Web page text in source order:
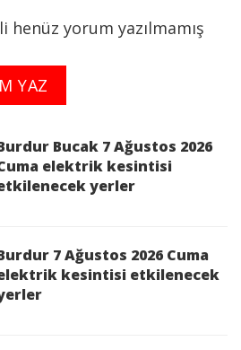
Sk. bölgelerinde
Çalışması Sebebi ile İş
de gözeterek elektrik
Çalışması
Perşembe elektrik
Perşembe elektrik
yerler
henüz yorum yazılmamış
YAZ
Bucak 7 Ağustos 2026
elektrik kesintisi
yerler
7 Ağustos 2026 Cuma
kesintisi etkilenecek